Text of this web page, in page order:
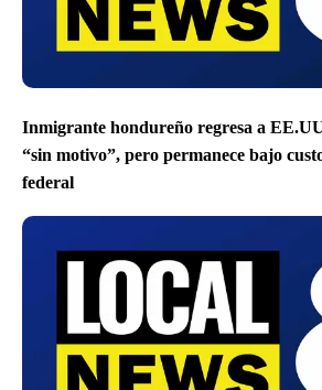
Inmigrante hondureño regresa a
“sin motivo”, pero permanece bajo
federal